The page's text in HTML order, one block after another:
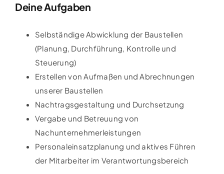
Deine Aufgaben
Selbständige Abwicklung der Baustellen
(Planung, Durchführung, Kontrolle und
Steuerung)
Erstellen von Aufmaßen und Abrechnungen
unserer Baustellen
Nachtragsgestaltung und Durchsetzung
Vergabe und Betreuung von
Nachunternehmerleistungen
Personaleinsatzplanung und aktives Führen
der Mitarbeiter im Verantwortungsbereich